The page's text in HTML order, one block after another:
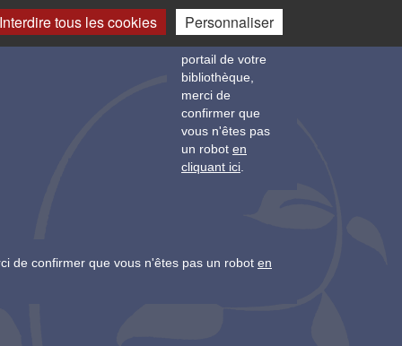
tous les cookies Personnaliser
Changement
de langue
Mon
compte
Sécurité. Pour
portail de votre
bibliothèque,
merci de
confirmer que
vous n'êtes pas
un robot en
cliquant ici
de confirmer que vous n'êtes pas un robot en